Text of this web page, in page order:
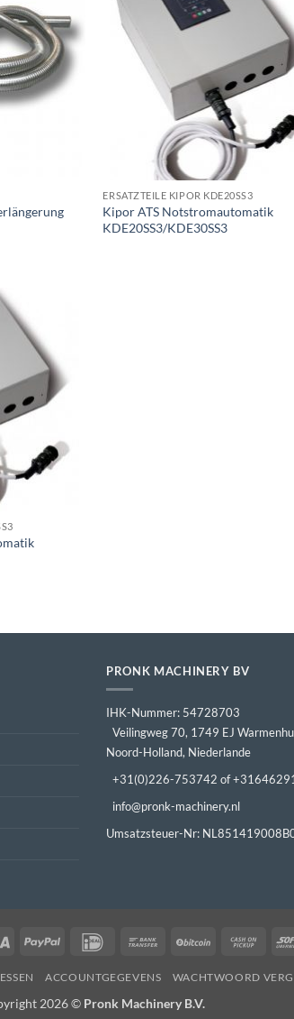
Toevoegen
aan
wenslijst
aan
ERSATZTEILE KIPOR KDE20SS3
Kipor ATS Notstromautomatik
KDE20SS3/KDE30SS3
Toevoegen
aan
wenslijst
PRONK MACHINERY BV
IHK-Nummer: 54728703
Veilingweg 70, 1749 EJ
Noord-Holland, Niederlande
+31(0)226-753742 of
info@pronk-machinery.nl
Umsatzsteuer-Nr:
Visa PayPal IDeal
Bank
BitCoin
Cash
ACCOUNTGEGEVENS WACHTWOORD
2026 © Pronk Machinery B.V.